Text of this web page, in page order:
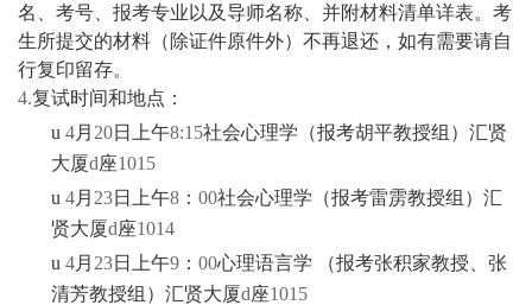
名、考号、报考专业以及导师名称、并附材料清单详表。考
生所提交的材料（除证件原件外）不再退还，如有需要请自
行复印留存。
4.复试时间和地点：
u 4月 20日上午8:15社会心理学（报考胡平教授组）汇贤
大厦d座1015
u 4月 23日上午8 ： 00社会心理学（报考雷雳教授组）汇
贤大厦d座1014
u 4月 23日上午9 ： 00心理语言学
（报考张积家教授、张
清芳教授组）汇贤大厦d座1015